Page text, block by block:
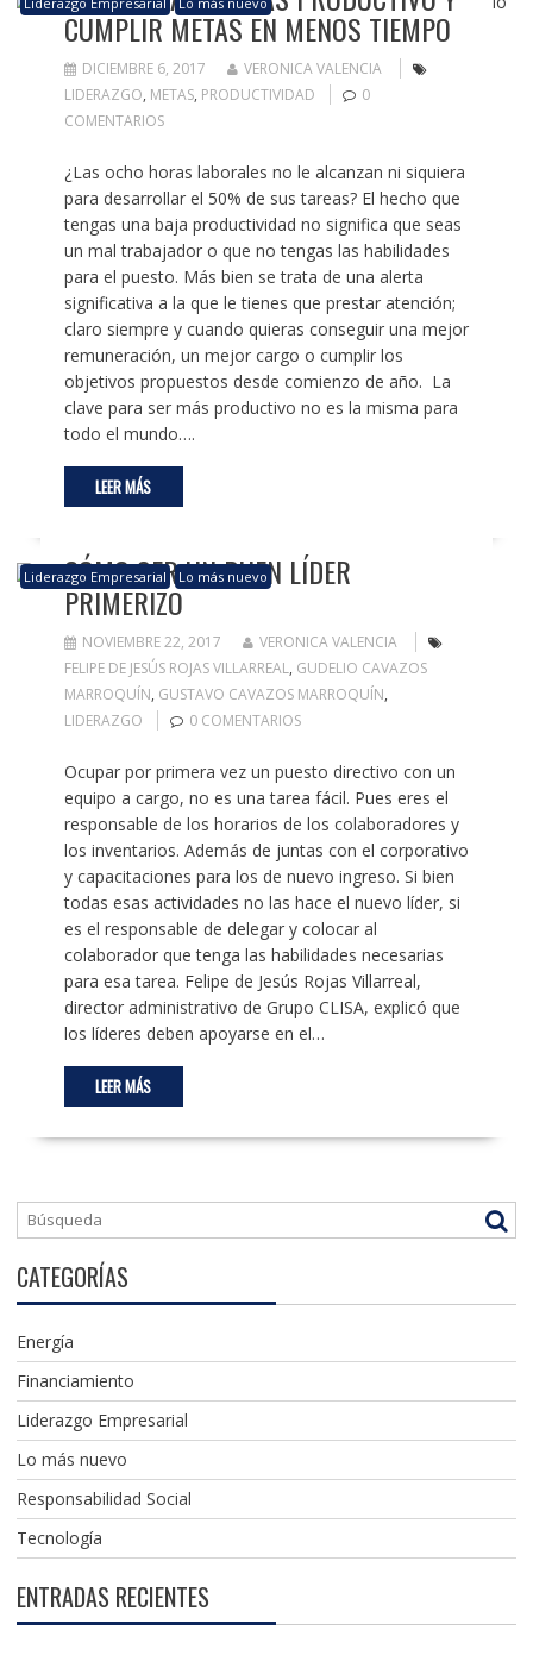
CUMPLIR METAS EN MENOS TIEMPO
DICIEMBRE 6, 2017
VERONICA VALENCIA
LIDERAZGO, METAS, PRODUCTIVIDAD
0
COMENTARIOS
¿Las ocho horas laborales no le alcanzan ni siquiera
para desarrollar el 50% de sus tareas? El hecho que
tengas una baja productividad no significa que seas
un mal trabajador o que no tengas las habilidades
para el puesto. Más bien se trata de una alerta
significativa a la que le tienes que prestar atención;
claro siempre y cuando quieras conseguir una mejor
remuneración, un mejor cargo o cumplir los
objetivos propuestos desde comienzo de año. La
clave para ser más productivo no es la misma para
todo el mundo….
LEER MÁS
Liderazgo Empresarial Lo más nuevo
CÓMO SER UN BUEN LÍDER
PRIMERIZO
NOVIEMBRE 22, 2017
VERONICA VALENCIA
FELIPE DE JESÚS ROJAS VILLARREAL, GUDELIO CAVAZOS
MARROQUÍN, GUSTAVO CAVAZOS MARROQUÍN,
LIDERAZGO
0 COMENTARIOS
Ocupar por primera vez un puesto directivo con un
equipo a cargo, no es una tarea fácil. Pues eres el
responsable de los horarios de los colaboradores y
los inventarios. Además de juntas con el corporativo
y capacitaciones para los de nuevo ingreso. Si bien
todas esas actividades no las hace el nuevo líder, si
es el responsable de delegar y colocar al
colaborador que tenga las habilidades necesarias
para esa tarea. Felipe de Jesús Rojas Villarreal,
director administrativo de Grupo CLISA, explicó que
los líderes deben apoyarse en el…
LEER MÁS
CATEGORÍAS
Energía
Financiamiento
Liderazgo Empresarial
Lo más nuevo
Responsabilidad Social
Tecnología
ENTRADAS RECIENTES